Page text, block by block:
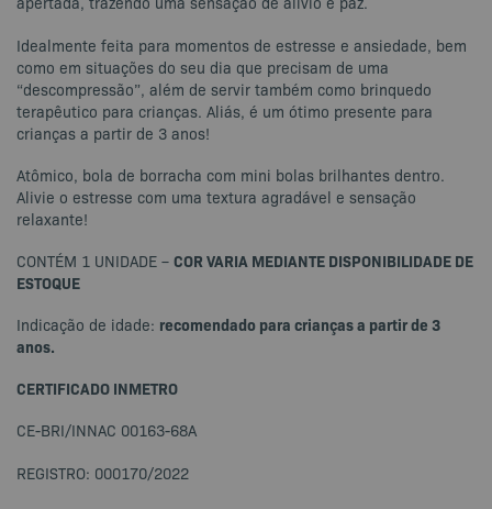
Idealmente feita para momentos de estresse e ansiedade, bem
como em situações do seu dia que precisam de uma
“descompressão”, além de servir também como brinquedo
terapêutico para crianças. Aliás, é um ótimo presente para
crianças a partir de 3 anos!
Atômico, bola de borracha com mini bolas brilhantes dentro.
Alivie o estresse com uma textura agradável e sensação
relaxante!
CONTÉM 1 UNIDADE – COR VARIA MEDIANTE DISPONIBILIDADE DE
ESTOQUE
Indicação de idade: recomendado para crianças a partir de 3
anos.
CERTIFICADO INMETRO
CE-BRI/INNAC 00163-68A
REGISTRO: 000170/2022